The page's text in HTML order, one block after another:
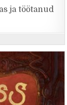
ja töötanud